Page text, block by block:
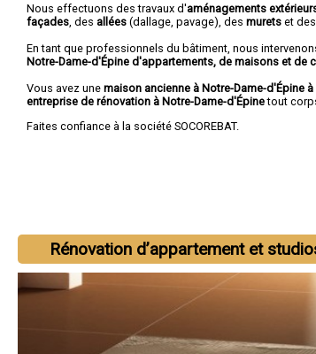
Nous effectuons des travaux d'aménagements
façades , des allées (dallage, pavage), des murets et des
En tant que professionnels du bâtiment, nous
Notre-Dame-d'Épine d'appartements, de maisons et de
Vous avez une maison ancienne à Notre-Dame-d'Épine à
entreprise de rénovation à Notre-Dame-d'Épinetout
Faites confiance à la société SOCOREBAT.
Rénovation d’appartement et